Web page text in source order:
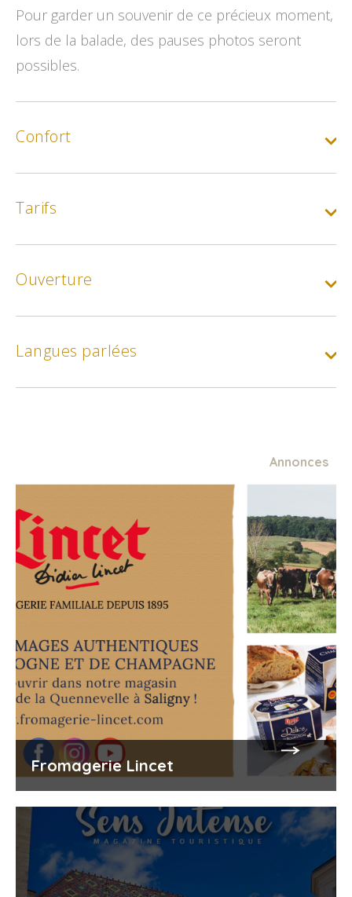
Pour garder un souvenir de ce précieux moment,
lors de la balade, des pauses photos seront
possibles.
Confort
Tarifs
Tarif de base :
Cani-kart enfants - 3/12 ans
Min.45€
Cani-randonnée - 6/12 ans
Cani-randonnée - 3/6 ans
Min. 17€
Tarif spécial :
Cani-kart famille 2 adultes + 2 enfants
Min.
Ouverture
Langues parlées
Annonces
Fromagerie Lincet